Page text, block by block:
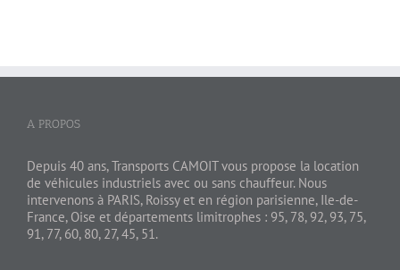
A PROPOS
Depuis 40 ans, Transports CAMOIT vous propose la location
de véhicules industriels avec ou sans chauffeur. Nous
intervenons à PARIS, Roissy et en région parisienne, Ile-de-
France, Oise et départements limitrophes : 95, 78, 92, 93, 75,
91, 77, 60, 80, 27, 45, 51.